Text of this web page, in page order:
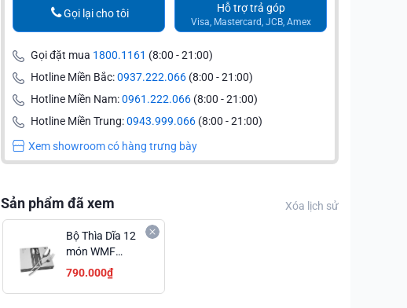
Hỗ trợ trả góp
Visa, Mastercard, JCB, Amex
Gọi lại cho tôi
Gọi đặt mua 1800.1161 (8:00 - 21:00)
Hotline Miền Bắc:0937.222.066 (8:00 - 21:00)
Hotline Miền Nam:0961.222.066 (8:00 - 21:00)
Hotline Miền Trung:0943.999.066 (8:00 - 21:00)
Xem showroom có hàng trưng bày
Sản phẩm đã xem Xóa lịch sử
Bộ Thìa Dĩa 12
món WMF
PALMA -
1272009012
790.000₫